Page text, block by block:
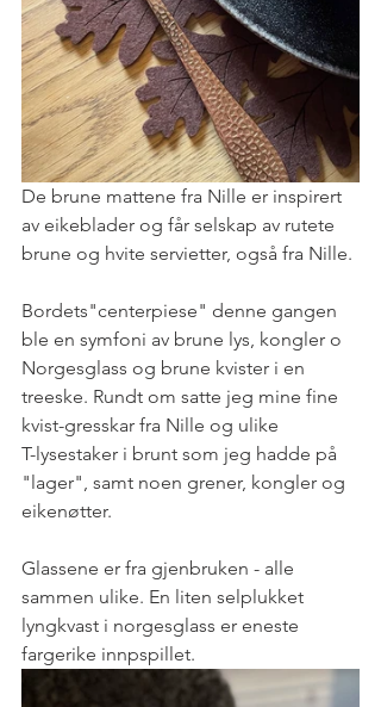
De brune mattene fra Nille er inspirert
av eikeblader og får selskap av rutete
brune og hvite servietter, også fra Nille.
Bordets"centerpiese" denne gangen
ble en symfoni av brune lys, kongler o
Norgesglass og brune kvister i en
treeske. Rundt om satte jeg mine fine
kvist-gresskar fra Nille og ulike
T-lysestaker i brunt som jeg hadde på
"lager", samt noen grener, kongler og
eikenøtter.
Glassene er fra gjenbruken - alle
sammen ulike. En liten selplukket
lyngkvast i norgesglass er eneste
fargerike innpspillet.